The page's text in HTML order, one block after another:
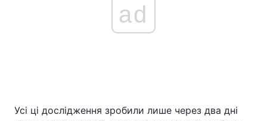
ad
Усі ці дослідження зробили лише через два дні